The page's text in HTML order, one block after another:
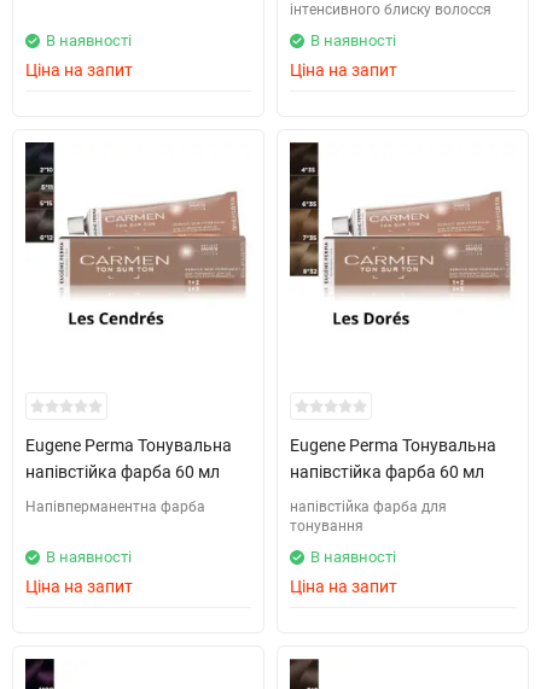
В наявності
Ціна на запит
інтенсивного блиску волосся
В наявності
Ціна на запит
Eugene Perma Тонувальна
напівстійка фарба 60 мл
Напівперманентна фарба
В наявності
Ціна на запит
Eugene Perma Тонувальна
напівстійка фарба 60 мл
напівстійка фарба для
тонування
В наявності
Ціна на запит